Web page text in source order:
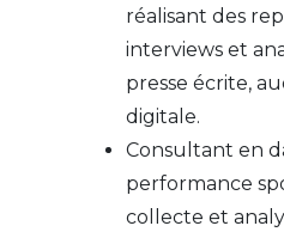
réalisant des
interviews et
presse écrite,
digitale.
Consultant en
performance
collecte et